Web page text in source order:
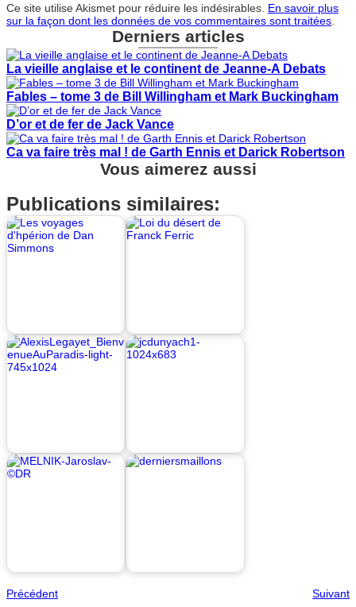
Ce site utilise Akismet pour réduire les indésirables. En savoir plus
sur la façon dont les données de vos commentaires sont traitées
Derniers articles
La vieille anglaise et le continent de Jeanne-A Debats
Fables – tome 3 de Bill Willingham et Mark Buckingham
D’or et de fer de Jack Vance
Ca va faire très mal ! de Garth Ennis et Darick Robertson
Vous aimerez aussi
Publications similaires:
Précédent Suivant